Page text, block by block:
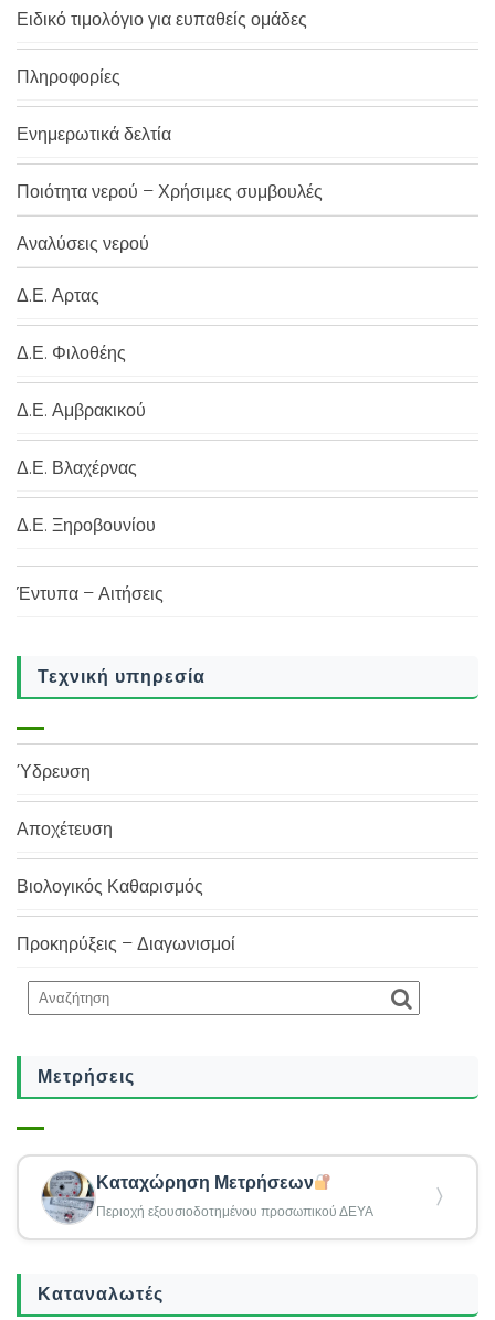
Ειδικό τιμολόγιο για ευπαθείς ομάδες
Πληροφορίες
Ενημερωτικά δελτία
Ποιότητα νερού – Χρήσιμες συμβουλές
Αναλύσεις νερού
Δ.Ε. Αρτας
Δ.Ε. Φιλοθέης
Δ.Ε. Αμβρακικού
Δ.Ε. Βλαχέρνας
Δ.Ε. Ξηροβουνίου
Έντυπα – Αιτήσεις
Τεχνική υπηρεσία
Ύδρευση
Αποχέτευση
Βιολογικός Καθαρισμός
Προκηρύξεις – Διαγωνισμοί
Μετρήσεις
Καταχώρηση Μετρήσεων
Περιοχή εξουσιοδοτημένου προσωπικού ΔΕΥΑ
〉
Καταναλωτές